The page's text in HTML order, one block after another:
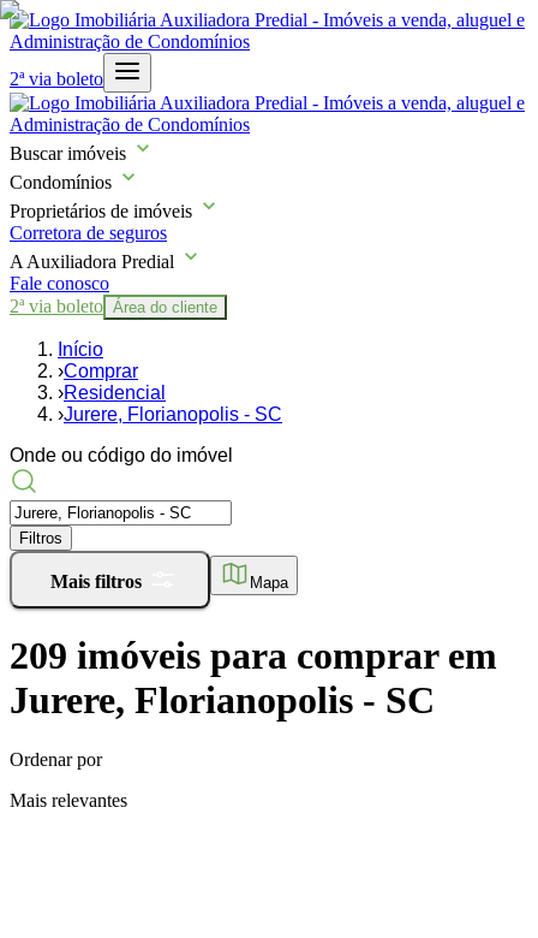
2ª via boleto
Buscar imóveis
Condomínios
Proprietários de imóveis
Corretora de seguros
A Auxiliadora Predial
Fale conosco
2ª via boleto Área do cliente
Início
›Comprar
›Residencial
›Jurere, Florianopolis - SC
Onde ou código do imóvel
Filtros
Mais filtros Mapa
209 imóveis para comprarem
Jurere, Florianopolis - SC
Ordenar por
Mais relevantes